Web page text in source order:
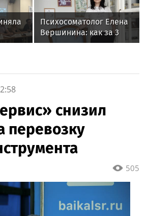
о
Психосоматолог Елена
Вершинина: как за 3
минуты вернуть себе
снизил
перевозку
505